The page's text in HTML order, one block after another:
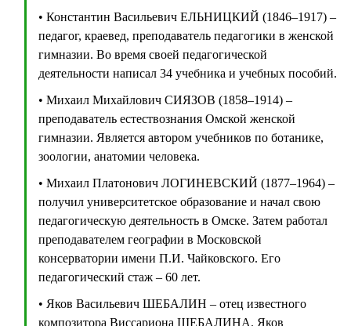
• Константин Васильевич ЕЛЬНИЦКИЙ (1846–1917) –
педагог, краевед, преподаватель педагогики в женской
гимназии. Во время своей педагогической
деятельности написал 34 учебника и учебных пособий.
• Михаил Михайлович СИЯЗОВ (1858–1914) –
преподаватель естествознания Омской женской
гимназии. Является автором учебников по ботанике,
зоологии, анатомии человека.
• Михаил Платонович ЛОГИНЕВСКИЙ (1877–1964) –
получил университетское образование и начал свою
педагогическую деятельность в Омске. Затем работал
преподавателем географии в Московской
консерватории имени П.И. Чайковского. Его
педагогический стаж – 60 лет.
• Яков Васильевич ШЕБАЛИН – отец известного
композитора Виссариона ШЕБАЛИНА. Яков